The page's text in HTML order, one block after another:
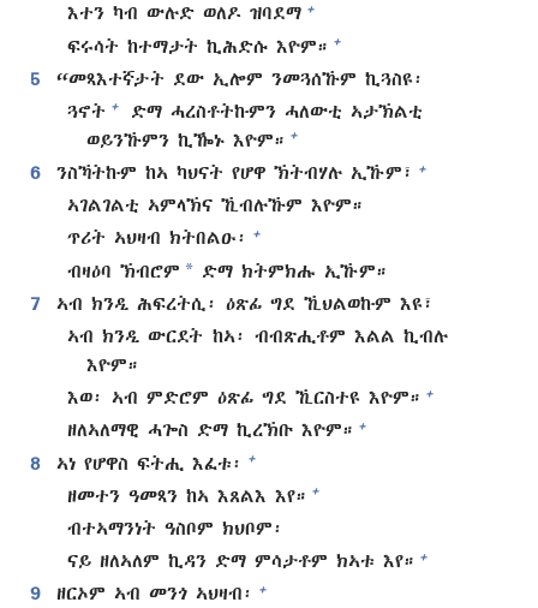
እተን ካብ ውሉድ ወለዶ ዝባደማ +
ፍሩሳት ከተማታት ኪሕድሱ እዮም። +
5
“መጻእተኛታት ደው ኢሎም ንመጓሰኹም ኪጓስዩ፡
ጓኖት +
ድማ ሓረስቶትኩምን ሓለውቲ ኣታኽልቲ
ወይንኹምን ኪዀኑ እዮም። +
6 ንስኻትኩም ከኣ ካህናት የሆዋ ኽትብሃሉ ኢኹም፣ +
ኣገልገልቲ ኣምላኽና ኺብሉኹም እዮም።
ጥሪት ኣህዛብ ክትበልዑ፡
+
ብዛዕባ ኽብሮም * ድማ ክትምክሑ ኢኹም።
7
ኣብ ክንዲ ሕፍረትሲ፡ ዕጽፊ ግደ ኺህልወኩም እዩ፣
ኣብ ክንዲ ውርደት ከኣ፡ ብብጽሒቶም እልል ኪብሉ
እዮም።
እወ፡ ኣብ ምድሮም ዕጽፊ ግደ ኺርስተዩ እዮም። +
ዘለኣለማዊ ሓጐስ ድማ ኪረኽቡ እዮም። +
8 ኣነ የሆዋስ ፍትሒ እፈቱ፡ +
ዘመተን ዓመጻን ከኣ እጸልእ እየ። +
ብተኣማንነት ዓስቦም ክህቦም፡
ናይ ዘለኣለም ኪዳን ድማ ምሳታቶም ክኣቱ እየ። +
9 ዘርኦም ኣብ መንጎ ኣህዛብ፡ +